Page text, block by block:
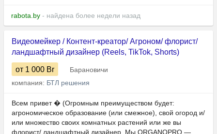
rabota.by - найдена более недели назад
Видеомейкер / Контент-креатор/ Агроном/ флорист/
ландшафтный дизайнер (Reels, TikTok, Shorts)
от 1 000 Br
Барановичи
компания: БТЛ решения
Всем привет � (Огромным преимуществом будет:
агрономическое образование (или смежное), свой огород и/
или множество своих комнатных растений или же вы
флорист/ ландшафтный дизайнер. Мы ORGANOPRO —